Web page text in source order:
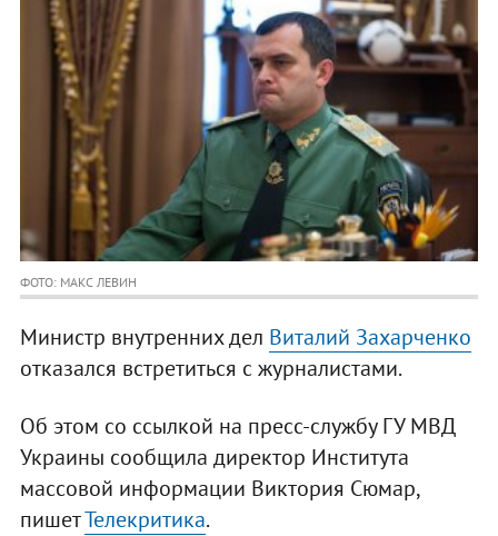
ФОТО: МАКС ЛЕВИН
Министр внутренних дел Виталий Захарченко
отказался встретиться с журналистами.
Об этом со ссылкой на пресс-службу ГУ МВД
Украины сообщила директор Института
массовой информации Виктория Сюмар,
пишетТелекритика.